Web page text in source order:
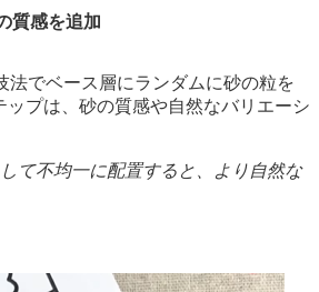
質感を追加
法でベース層にランダムに砂の粒を
ップは、砂の質感や自然なバリエーシ
て不均一に配置すると、より自然な